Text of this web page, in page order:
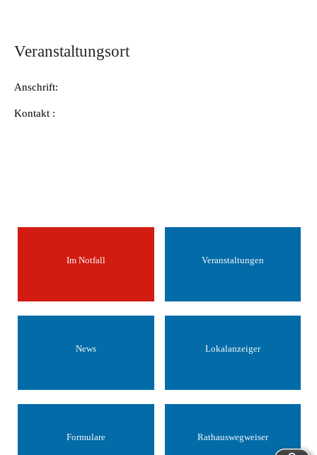
Veranstaltungsort
Anschrift:
Kontakt :
Im Notfall Veranstaltungen
News Lokalanzeiger
Formulare Rathauswegweiser